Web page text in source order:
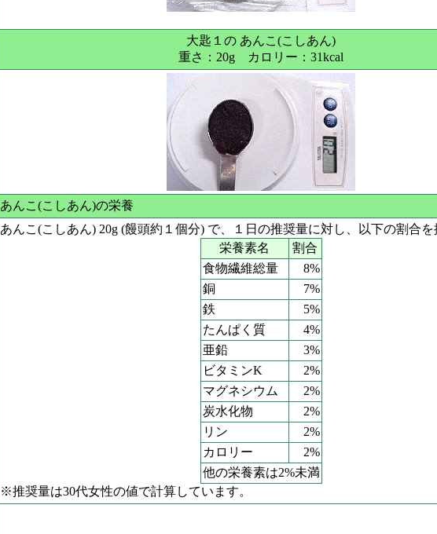
大匙１の あんこ(こしあん)
重さ：20g カロリー：31kcal
あんこ(こしあん)の栄養
あんこ(こしあん) 20g (饅頭約１個分) で、１日の推奨量に対し、以下の割合を
栄養素名
割合
食物繊維総量
8%
銅
7%
鉄
5%
たんぱく質
4%
亜鉛
3%
ビタミンK
2%
マグネシウム
2%
炭水化物
2%
リン
2%
カロリー
2%
他の栄養素は2%未満
※推奨量は30代女性の値で計算しています。